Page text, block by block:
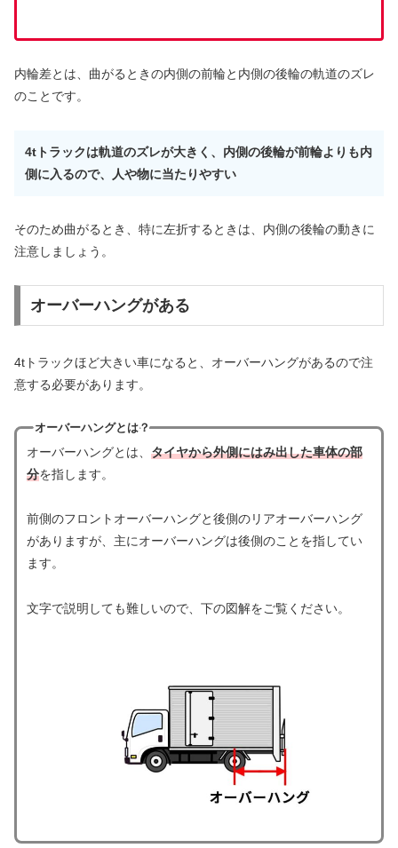
内輪差とは、曲がるときの内側の前輪と内側の後輪の軌道のズレ
のことです。
4tトラックは軌道のズレが大きく、内側の後輪が前輪よりも内
側に入るので、人や物に当たりやすい
そのため曲がるとき、特に左折するときは、内側の後輪の動きに
注意しましょう。
オーバーハングがある
4tトラックほど大きい車になると、オーバーハングがあるので注
意する必要があります。
オーバーハングとは？
オーバーハングとは、タイヤから外側にはみ出した車体の部
分を指します。
前側のフロントオーバーハングと後側のリアオーバーハング
がありますが、主にオーバーハングは後側のことを指してい
ます。
文字で説明しても難しいので、下の図解をご覧ください。